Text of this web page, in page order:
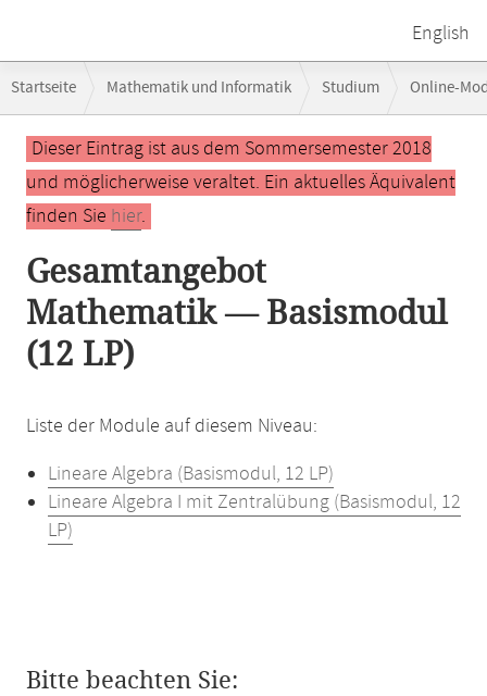
English
Navigation
Startseite Mathematik und Informatik Studium Online-
Hauptinhalt
Dieser Eintrag ist aus dem Sommersemester 2018
und möglicherweise veraltet. Ein aktuelles Äquivalent
finden Sie hier.
Gesamtangebot
Mathematik — Basismodul
(12 LP)
Liste der Module auf diesem Niveau:
Lineare Algebra (Basismodul, 12 LP)
Lineare Algebra I mit Zentralübung (Basismodul, 12
LP)
Bitte beachten Sie: